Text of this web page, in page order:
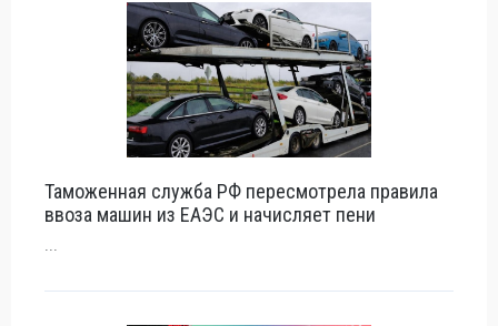
Таможенная служба РФ пересмотрела правила
ввоза машин из ЕАЭС и начисляет пени
...